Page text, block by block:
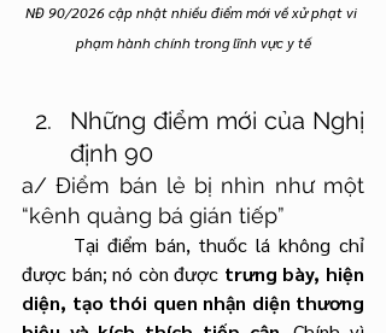
NĐ 90/2026 cập nhật nhiều điểm mới về xử phạt vi
phạm hành chính trong lĩnh vực y tế
Những điểm mới của Nghị
định 90
a/ Điểm bán lẻ bị nhìn như một
“kênh quảng bá gián tiếp”
được bán; nó còn được trưng bày, hiện
diện, tạo thói quen nhận diện thương